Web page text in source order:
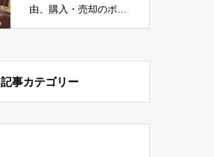
由、購入・売却のポイ
記事カテゴリー